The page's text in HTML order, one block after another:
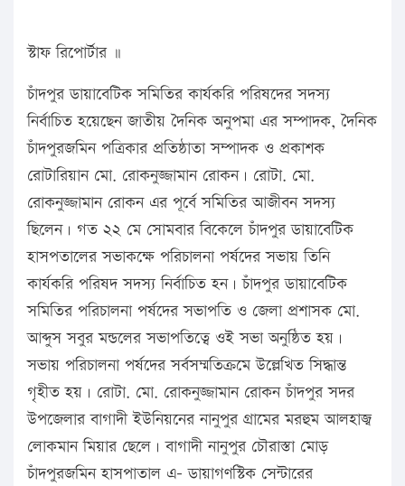
স্টাফ রিপোর্টার ॥
চাঁদপুর ডায়াবেটিক সমিতির কার্যকরি পরিষদের সদস্য
নির্বাচিত হয়েছেন জাতীয় দৈনিক অনুপমা এর সম্পাদক, দৈনিক
চাঁদপুরজমিন পত্রিকার প্রতিষ্ঠাতা সম্পাদক ও প্রকাশক
রোটারিয়ান মো. রোকনুজ্জামান রোকন। রোটা. মো.
রোকনুজ্জামান রোকন এর পূর্বে সমিতির আজীবন সদস্য
ছিলেন। গত ২২ মে সোমবার বিকেলে চাঁদপুর ডায়াবেটিক
হাসপতালের সভাকক্ষে পরিচালনা পর্ষদের সভায় তিনি
কার্যকরি পরিষদ সদস্য নির্বাচিত হন। চাঁদপুর ডায়াবেটিক
সমিতির পরিচালনা পর্ষদের সভাপতি ও জেলা প্রশাসক মো.
আব্দুস সবুর মন্ডলের সভাপতিত্বে ওই সভা অনুষ্ঠিত হয়।
সভায় পরিচালনা পর্ষদের সর্বসম্মতিক্রমে উল্লেখিত সিদ্ধান্ত
গৃহীত হয়। রোটা. মো. রোকনুজ্জামান রোকন চাঁদপুর সদর
উপজেলার বাগাদী ইউনিয়নের নানুপুর গ্রামের মরহুম আলহাজ্ব
লোকমান মিয়ার ছেলে। বাগাদী নানুপুর চৌরাস্তা মোড়
চাঁদপুরজমিন হাসপাতাল এ- ডায়াগণস্টিক সেন্টারের